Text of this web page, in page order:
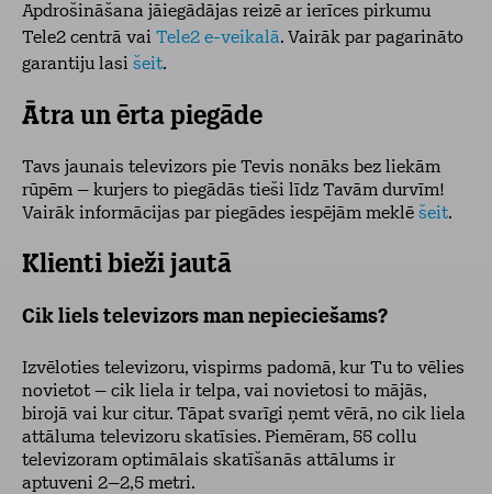
Apdrošināšana jāiegādājas reizē ar ierīces pirkumu
Tele2 centrā vai Tele2 e-veikalā. Vairāk par pagarināto
garantiju lasi šeit.
Ātra un ērta piegāde
Tavs jaunais televizors pie Tevis nonāks bez liekām
rūpēm – kurjers to piegādās tieši līdz Tavām durvīm!
Vairāk informācijas par piegādes iespējām meklē šeit.
Klienti bieži jautā
Cik liels televizors man nepieciešams?
Izvēloties televizoru, vispirms padomā, kur Tu to vēlies
novietot – cik liela ir telpa, vai novietosi to mājās,
birojā vai kur citur. Tāpat svarīgi ņemt vērā, no cik liela
attāluma televizoru skatīsies. Piemēram, 55 collu
televizoram optimālais skatīšanās attālums ir
aptuveni 2–2,5 metri.